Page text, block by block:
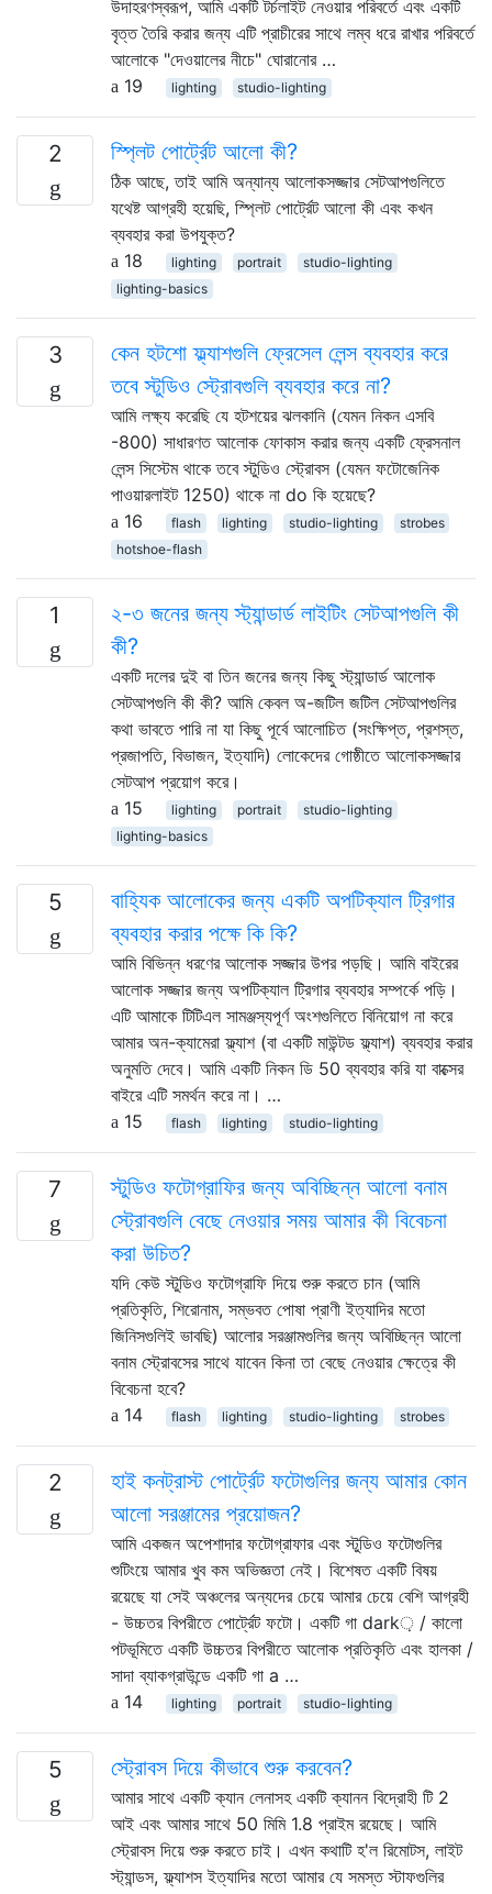
উদাহরণস্বরূপ, আমি একটি টর্চলাইট নেওয়ার পরিবর্তে এবং একটি
বৃত্ত তৈরি করার জন্য এটি প্রাচীরের সাথে লম্ব ধরে রাখার পরিবর্তে
আলোকে "দেওয়ালের নীচে" ঘোরানোর …
19
lighting studio-lighting
2 স্প্লিট পোর্ট্রেট আলো কী?
ঠিক আছে, তাই আমি অন্যান্য আলোকসজ্জার সেটআপগুলিতে
যথেষ্ট আগ্রহী হয়েছি, স্প্লিট পোর্ট্রেট আলো কী এবং কখন
ব্যবহার করা উপযুক্ত?
18
lighting portrait
studio-lighting
lighting-basics
3
কেন হটশো ফ্ল্যাশগুলি ফ্রেসেল লেন্স ব্যবহার করে
তবে স্টুডিও স্ট্রোবগুলি ব্যবহার করে না?
আমি লক্ষ্য করেছি যে হটশয়ের ঝলকানি (যেমন নিকন এসবি
-800) সাধারণত আলোক ফোকাস করার জন্য একটি ফ্রেসনাল
লেন্স সিস্টেম থাকে তবে স্টুডিও স্ট্রোবস (যেমন ফটোজেনিক
পাওয়ারলাইট 1250) থাকে না do কি হয়েছে?
16
flash lighting studio-lighting
strobes
hotshoe-flash
1
২-৩ জনের জন্য স্ট্যান্ডার্ড লাইটিং সেটআপগুলি কী
কী?
একটি দলের দুই বা তিন জনের জন্য কিছু স্ট্যান্ডার্ড আলোক
সেটআপগুলি কী কী? আমি কেবল অ-জটিল জটিল সেটআপগুলির
কথা ভাবতে পারি না যা কিছু পূর্বে আলোচিত (সংক্ষিপ্ত, প্রশস্ত,
প্রজাপতি, বিভাজন, ইত্যাদি) লোকেদের গোষ্ঠীতে আলোকসজ্জার
সেটআপ প্রয়োগ করে।
15
lighting portrait
studio-lighting
lighting-basics
5
বাহ্যিক আলোকের জন্য একটি অপটিক্যাল ট্রিগার
ব্যবহার করার পক্ষে কি কি?
আমি বিভিন্ন ধরণের আলোক সজ্জার উপর পড়ছি। আমি বাইরের
আলোক সজ্জার জন্য অপটিক্যাল ট্রিগার ব্যবহার সম্পর্কে পড়ি।
এটি আমাকে টিটিএল সামঞ্জস্যপূর্ণ অংশগুলিতে বিনিয়োগ না করে
আমার অন-ক্যামেরা ফ্ল্যাশ (বা একটি মাউন্টড ফ্ল্যাশ) ব্যবহার করার
অনুমতি দেবে। আমি একটি নিকন ডি 50 ব্যবহার করি যা বাক্সের
বাইরে এটি সমর্থন করে না। …
15
flash lighting studio-lighting
7
স্টুডিও ফটোগ্রাফির জন্য অবিচ্ছিন্ন আলো বনাম
স্ট্রোবগুলি বেছে নেওয়ার সময় আমার কী বিবেচনা
করা উচিত?
যদি কেউ স্টুডিও ফটোগ্রাফি দিয়ে শুরু করতে চান (আমি
প্রতিকৃতি, শিরোনাম, সম্ভবত পোষা প্রাণী ইত্যাদির মতো
জিনিসগুলিই ভাবছি) আলোর সরঞ্জামগুলির জন্য অবিচ্ছিন্ন আলো
বনাম স্ট্রোবসের সাথে যাবেন কিনা তা বেছে নেওয়ার ক্ষেত্রে কী
বিবেচনা হবে?
14
flash lighting studio-lighting strobes
2
হাই কনট্রাস্ট পোর্ট্রেট ফটোগুলির জন্য আমার কোন
আলো সরঞ্জামের প্রয়োজন?
আমি একজন অপেশাদার ফটোগ্রাফার এবং স্টুডিও ফটোগুলির
শুটিংয়ে আমার খুব কম অভিজ্ঞতা নেই। বিশেষত একটি বিষয়
রয়েছে যা সেই অঞ্চলের অন্যদের চেয়ে আমার চেয়ে বেশি আগ্রহী
- উচ্চতর বিপরীতে পোর্ট্রেট ফটো। একটি গা dark় / কালো
পটভূমিতে একটি উচ্চতর বিপরীতে আলোক প্রতিকৃতি এবং হালকা /
সাদা ব্যাকগ্রাউন্ডে একটি গা a …
14
lighting portrait studio-lighting
5 স্ট্রোবস দিয়ে কীভাবে শুরু করবেন?
আমার সাথে একটি ক্যান লেনাসহ একটি ক্যানন বিদ্রোহী টি 2
আই এবং আমার সাথে 50 মিমি 1.8 প্রাইম রয়েছে। আমি
স্ট্রোবস দিয়ে শুরু করতে চাই। এখন কথাটি হ'ল রিমোটস, লাইট
স্ট্যান্ডস, ফ্ল্যাশস ইত্যাদির মতো আমার যে সমস্ত স্টাফগুলির